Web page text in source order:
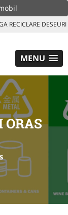
RECICLARE DESEURI
MENU
ORAS